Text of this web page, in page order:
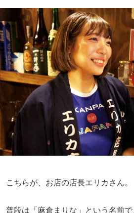
こちらが、お店の店長エリカさん。
普段は「麻倉まりな」という名前